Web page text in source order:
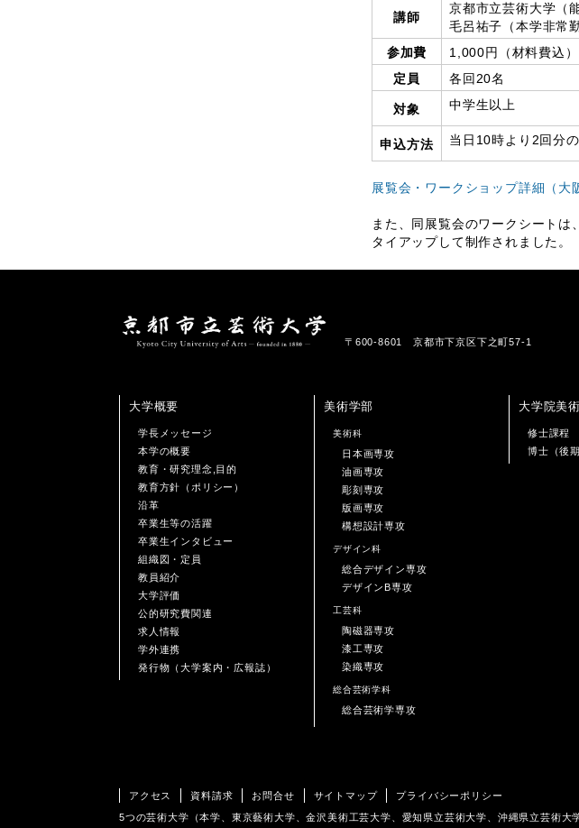
講師
京都市立芸術大学（
毛呂祐子（本学非常
参加費
1,000円（材料費込）
定員
各回20名
対象 中学生以上
申込方法 当日10時より2回分
展覧会・ワークショップ詳細（大
また、同展覧会のワークシート
タイアップして制作されました。
〒600-8601 京都市下京区下之町57-1
大学概要
学長メッセージ
本学の概要
教育・研究理念,目的
教育方針（ポリシー）
沿革
卒業生等の活躍
卒業生インタビュー
組織図・定員
教員紹介
大学評価
公的研究費関連
求人情報
学外連携
発行物（大学案内・広報誌）
美術学部
美術科
日本画専攻
油画専攻
彫刻専攻
版画専攻
構想設計専攻
デザイン科
総合デザイン専攻
デザインB専攻
工芸科
陶磁器専攻
漆工専攻
染織専攻
総合芸術学科
総合芸術学専攻
大学院美
修士課程
博士（後
アクセス 資料請求 お問合せ サイトマップ
プライバシーポリシー
5つの芸術大学（本学、東京藝術大学、金沢美術工芸大学、愛知県立芸術大学、沖縄県立芸術大